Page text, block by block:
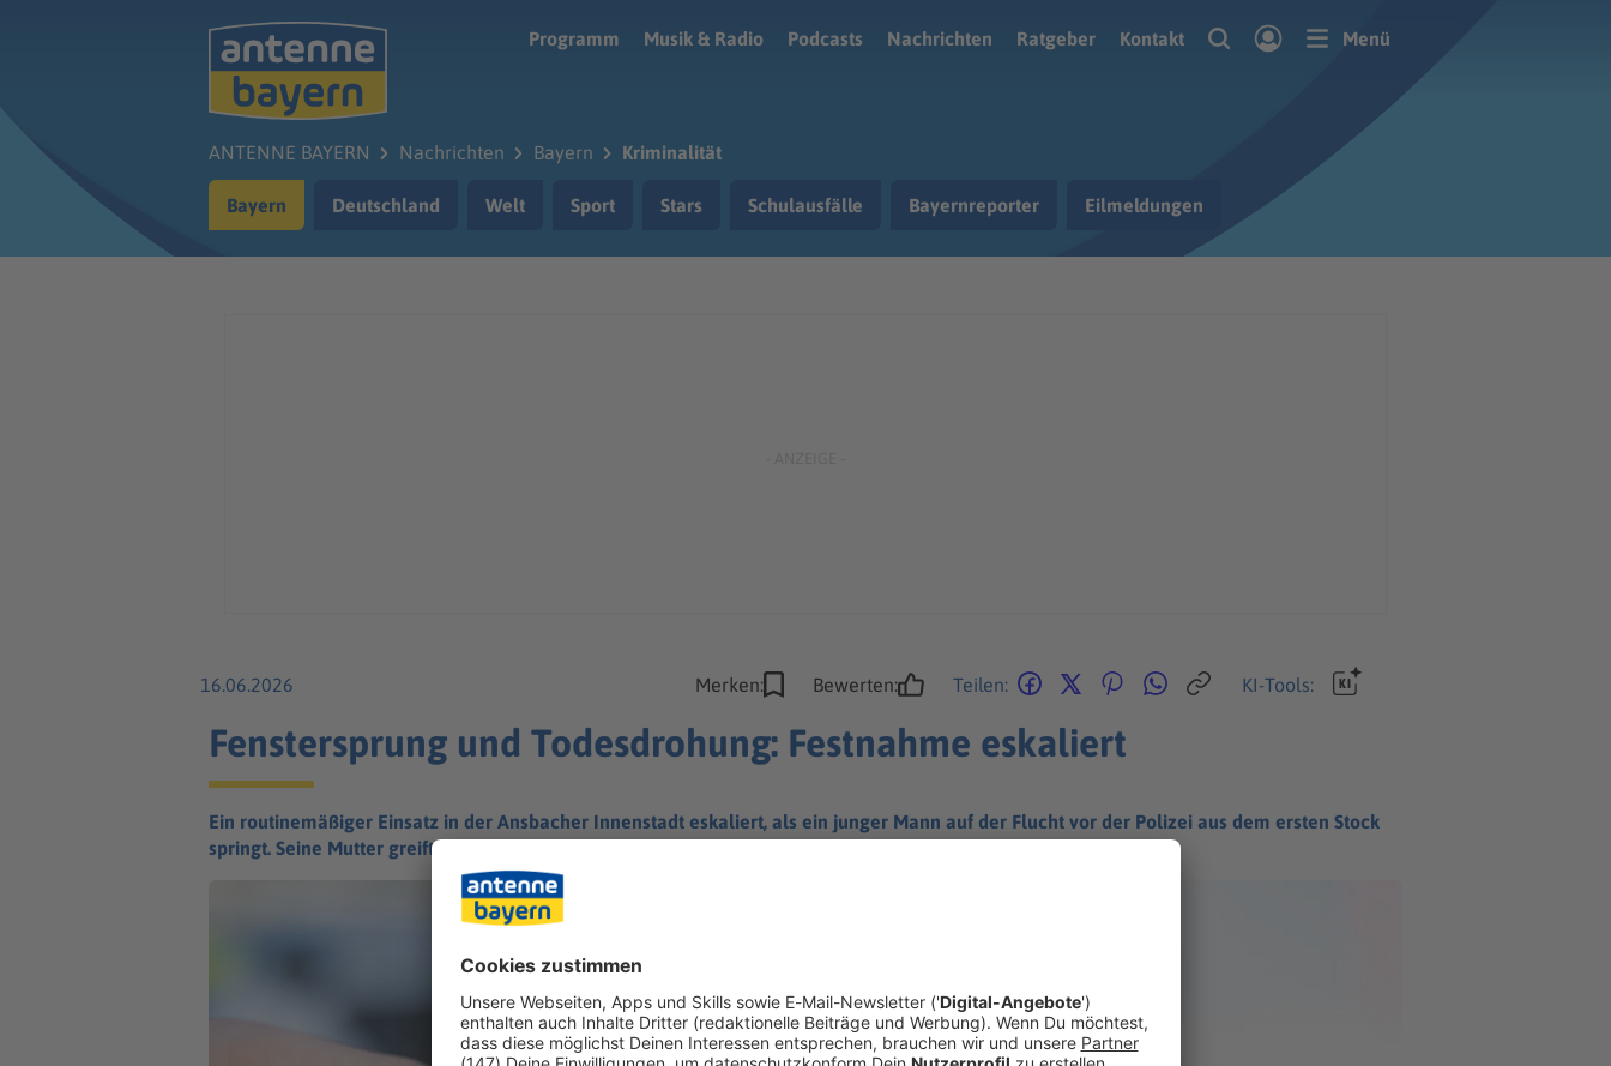
Programm
Musik & Radio Podcasts Nachrichten Ratgeber Kontakt Menü
ANTENNE BAYERN Nachrichten Bayern Kriminalität
Bayern Deutschland Welt Sport Stars Schulausfälle Bayernreporter Eilmeldungen
16.06.2026 Merken: Bewerten: Teilen: KI-Tools:
Fenstersprung und Todesdrohung: Festnahme eskaliert
Ein routinemäßiger Einsatz in der Ansbacher Innenstadt eskaliert, als ein junger Mann auf der Flucht vor der Polizei aus dem ersten Stock
springt. Seine Mutter greift unterdessen die Beamten an.